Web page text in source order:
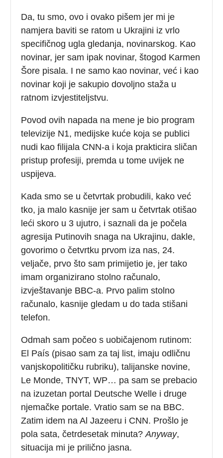
Da, tu smo, ovo i ovako pišem jer mi je
namjera baviti se ratom u Ukrajini iz vrlo
specifičnog ugla gledanja, novinarskog. Kao
novinar, jer sam ipak novinar, štogod Karmen
Šore pisala. I ne samo kao novinar, već i kao
novinar koji je sakupio dovoljno staža u
ratnom izvjestiteljstvu.
Povod ovih napada na mene je bio program
televizije N1, medijske kuće koja se publici
nudi kao filijala CNN-a i koja prakticira sličan
pristup profesiji, premda u tome uvijek ne
uspijeva.
Kada smo se u četvrtak probudili, kako već
tko, ja malo kasnije jer sam u četvrtak otišao
leći skoro u 3 ujutro, i saznali da je počela
agresija Putinovih snaga na Ukrajinu, dakle,
govorimo o četvrtku prvom iza nas, 24.
veljače, prvo što sam primijetio je, jer tako
imam organizirano stolno računalo,
izvještavanje BBC-a. Prvo palim stolno
računalo, kasnije gledam u do tada stišani
telefon.
Odmah sam počeo s uobičajenom rutinom:
El País (pisao sam za taj list, imaju odličnu
vanjskopolitičku rubriku), talijanske novine,
Le Monde, TNYT, WP… pa sam se prebacio
na izuzetan portal Deutsche Welle i druge
njemačke portale. Vratio sam se na BBC.
Zatim idem na Al Jazeeru i CNN. Prošlo je
pola sata, četrdesetak minuta?Anyway,
situacija mi je prilično jasna.